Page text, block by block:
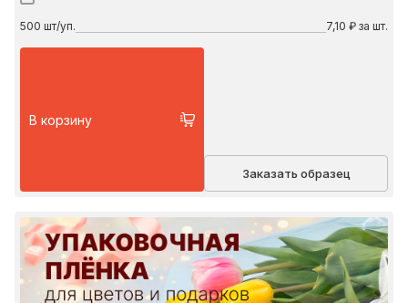
500 шт/уп. 7,10 ₽ за шт.
В корзину
Заказать образец